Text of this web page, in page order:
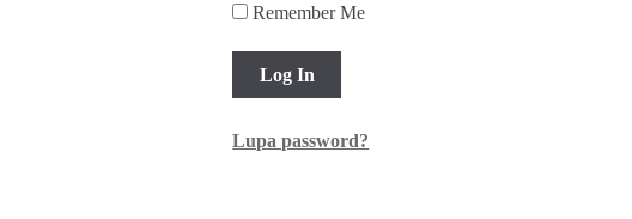
Remember Me
Lupa password?